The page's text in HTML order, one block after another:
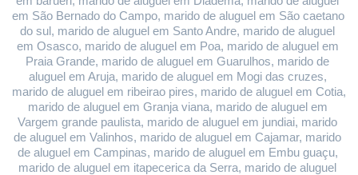
em São Bernado do Campo, marido de aluguel em São caetano
do sul, marido de aluguel em Santo Andre, marido de aluguel
em Osasco, marido de aluguel em Poa, marido de aluguel em
Praia Grande, marido de aluguel em Guarulhos, marido de
aluguel em Aruja, marido de aluguel em Mogi das cruzes,
marido de aluguel em ribeirao pires, marido de aluguel em Cotia,
marido de aluguel em Granja viana, marido de aluguel em
Vargem grande paulista, marido de aluguel em jundiai, marido
de aluguel em Valinhos, marido de aluguel em Cajamar, marido
de aluguel em Campinas, marido de aluguel em Embu guaçu,
marido de aluguel em itapecerica da Serra, marido de aluguel